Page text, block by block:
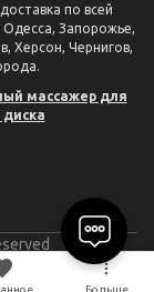
Больше
по всей
Одесса, Запорожье,
Херсон, Чернигов,
массажер для